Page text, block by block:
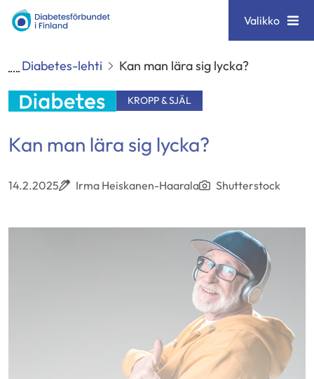
Siirry
sisältöön
Diabetesförbundet Valikko
Diabetes-lehti Kan man lära sig lycka?
KROPP & SJÄL
Kan man lära sig lycka?
14.2.2025 Irma Heiskanen-Haarala Shutterstock